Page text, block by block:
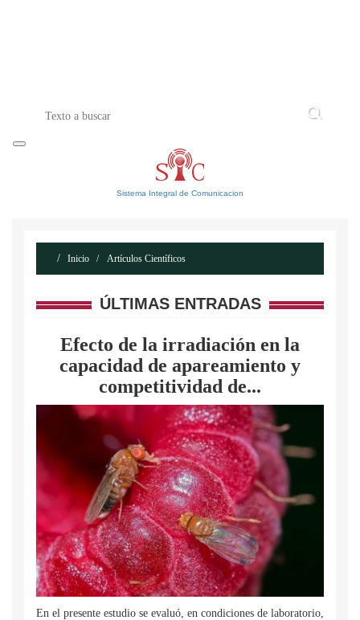
Sistema Integral de Comunicacion
Inicio Artículos Científicos
ÚLTIMAS ENTRADAS
Efecto de la irradiación en la
capacidad de apareamiento y
competitividad de...
En el presente estudio se evaluó, en condiciones de laboratorio,